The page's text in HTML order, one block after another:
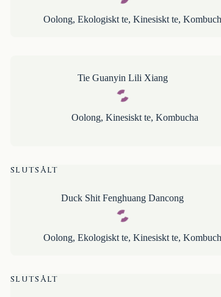
Oolong,Ekologiskt te,Kinesiskt te,
Tie Guanyin Lili Xiang
Oolong, Kinesiskt te, Kombucha
SLUTSÅLT
Duck Shit Fenghuang Dancong
Oolong,Ekologiskt te,Kinesiskt te,
SLUTSÅLT